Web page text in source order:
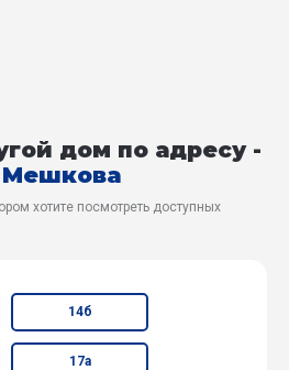
дом по адресу -
Мешкова
хотите посмотреть доступных
14б
17а